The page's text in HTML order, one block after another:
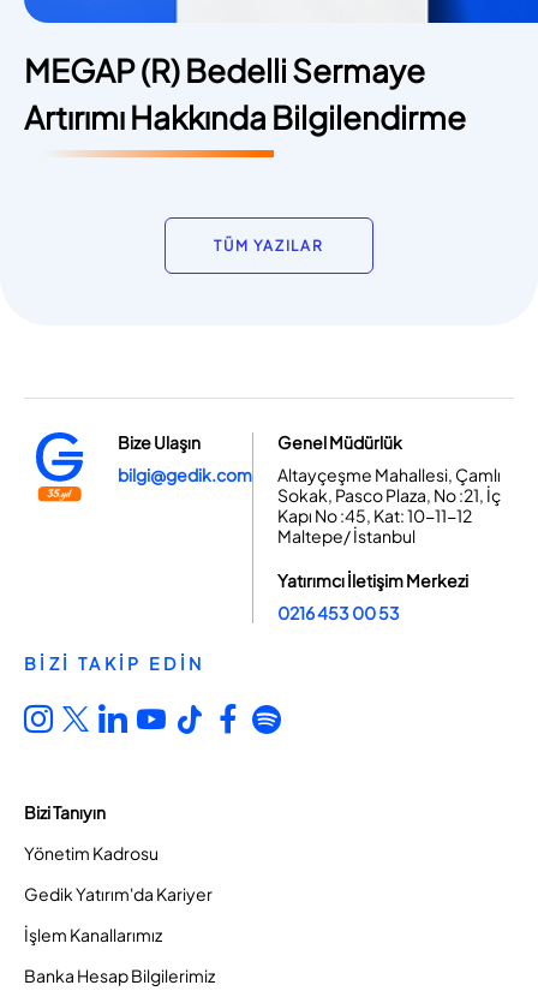
MEGAP (R) Bedelli Sermaye
Artırımı Hakkında Bilgilendirme
TÜM YAZILAR
Bize Ulaşın
bilgi@gedik.com
Genel Müdürlük
Altayçeşme Mahallesi, Çamlı
Sokak, Pasco Plaza, No :21, İç
Kapı No :45, Kat: 10-11-12
Maltepe/ İstanbul
Yatırımcı İletişim Merkezi
0216 453 00 53
BİZİ TAKİP EDİN
Bizi Tanıyın
Yönetim Kadrosu
Gedik Yatırım'da Kariyer
İşlem Kanallarımız
Banka Hesap Bilgilerimiz